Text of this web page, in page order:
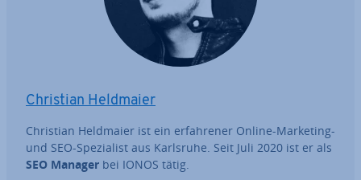
Christian Heldmaier
Christian Heldmaier ist ein er­fah­re­ner Online-Marketing-
und SEO-Spe­zia­list aus Karlsruhe. Seit Juli 2020 ist er als
SEO Manager bei IONOS tätig.